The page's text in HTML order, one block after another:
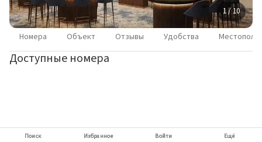
1 / 10
Номера Объект Отзывы Удобства
Доступные номера
Поиск Избранное Войти Ещё